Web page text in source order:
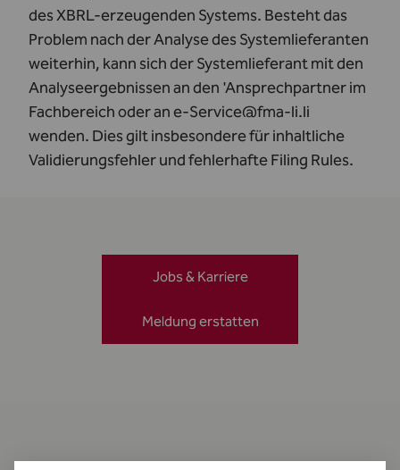
des XBRL-erzeugenden Systems. Besteht das
Problem nach der Analyse des Systemlieferanten
weiterhin, kann sich der Systemlieferant mit den
Analyseergebnissen an den 'Ansprechpartner im
Fachbereichoder ane-Service@fma-li.li
wenden. Dies gilt insbesondere für inhaltliche
Validierungsfehler und fehlerhafte Filing Rules.
Jobs & Karriere
Meldung erstatten